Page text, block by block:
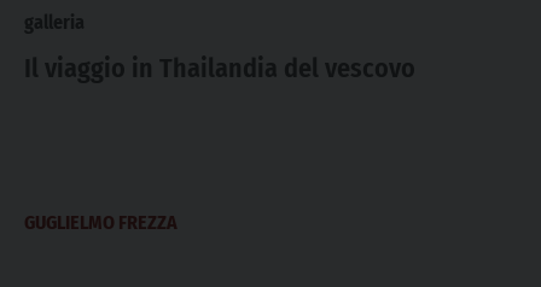
galleria
Il viaggio in Thailandia del vescovo
GUGLIELMO FREZZA